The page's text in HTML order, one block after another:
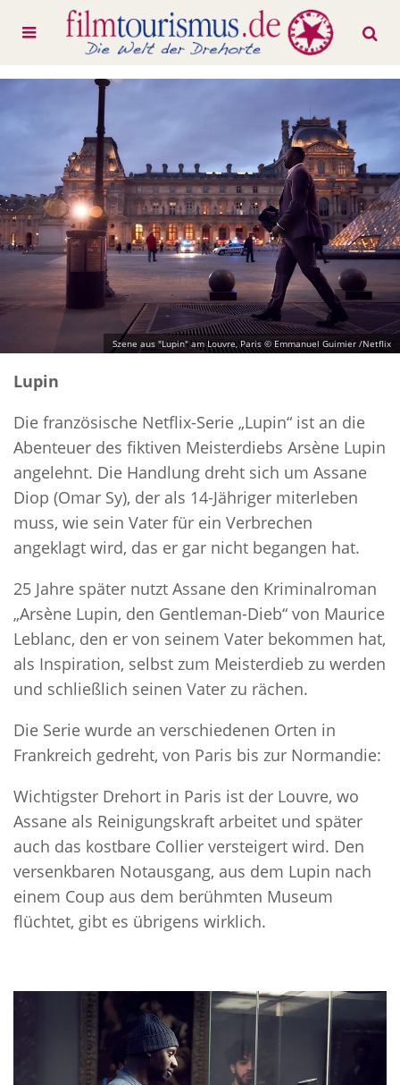
Szene aus "Lupin" am Louvre, Paris © Emmanuel Guimier /Netflix
Lupin
Die französische Netflix-Serie „Lupin“ ist an die
Abenteuer des fiktiven Meisterdiebs Arsène Lupin
angelehnt. Die Handlung dreht sich um Assane
Diop (Omar Sy), der als 14-Jähriger miterleben
muss, wie sein Vater für ein Verbrechen
angeklagt wird, das er gar nicht begangen hat.
25 Jahre später nutzt Assane den Kriminalroman
„Arsène Lupin, den Gentleman-Dieb“ von Maurice
Leblanc, den er von seinem Vater bekommen hat,
als Inspiration, selbst zum Meisterdieb zu werden
und schließlich seinen Vater zu rächen.
Die Serie wurde an verschiedenen Orten in
Frankreich gedreht, von Paris bis zur Normandie:
Wichtigster Drehort in Paris ist der Louvre, wo
Assane als Reinigungskraft arbeitet und später
auch das kostbare Collier versteigert wird. Den
versenkbaren Notausgang, aus dem Lupin nach
einem Coup aus dem berühmten Museum
flüchtet, gibt es übrigens wirklich.